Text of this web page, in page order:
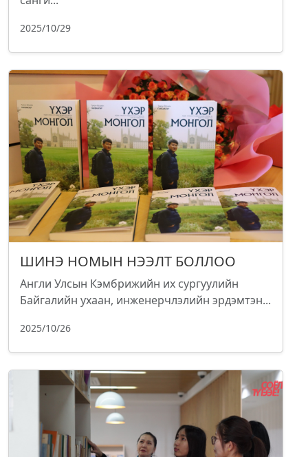
2025/10/29
ШИНЭ НОМЫН НЭЭЛТ БОЛЛОО
Англи Улсын Кэмбрижийн их сургуулийн
Байгалийн ухаан, инженерчлэлийн эрдэмтэн...
2025/10/26